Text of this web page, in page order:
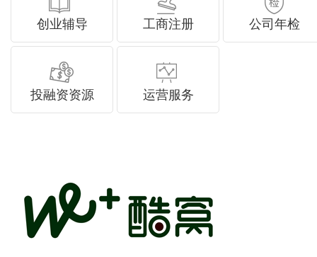
创业辅导 工商注册 公司年检
投融资资源 运营服务